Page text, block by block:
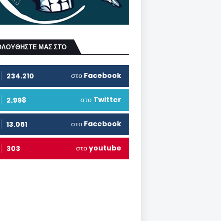
ΜΑΣ ΣΤΟ
234.210 στο Facebook
2.998 στο Twitter
13.061 στο Facebook
303 στοyoutube